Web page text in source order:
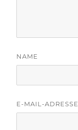
NAME
E-MAIL-ADRESSE